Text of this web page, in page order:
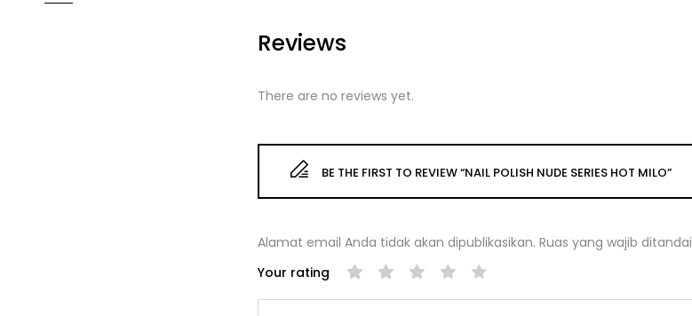
Reviews
There are no reviews yet.
BE THE FIRST TO REVIEW “NAIL POLISH NUDE SERIES HOT MILO”
Alamat email Anda tidak akan dipublikasikan. Ruas yang wajib ditandai
Your rating